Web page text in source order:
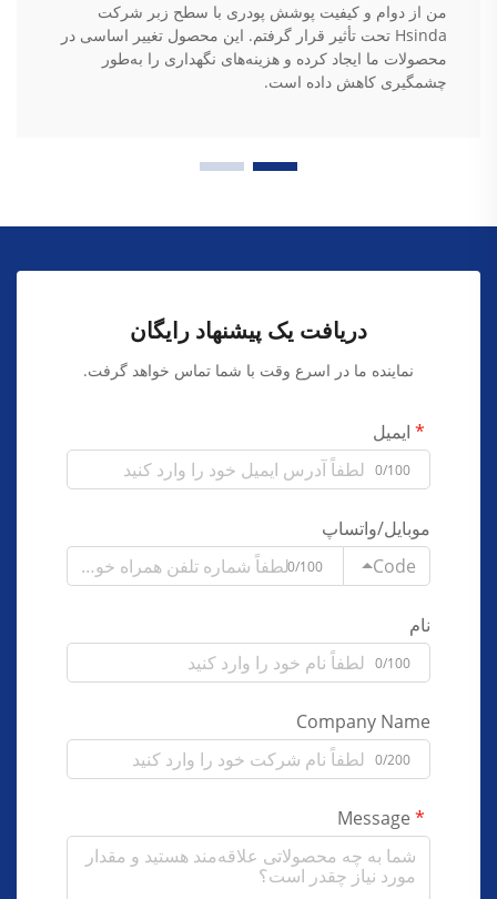
من از دوام و کیفیت پوشش پودری با سطح زبر شرکت
Hsinda تحت تأثیر قرار گرفتم. این محصول تغییر اساسی در
محصولات ما ایجاد کرده و هزینه‌های نگهداری را به‌طور
چشمگیری کاهش داده است.
دریافت یک پیشنهاد رایگان
نماینده ما در اسرع وقت با شما تماس خواهد گرفت.
ایمیل
0/100
موبایل/واتساپ
Code
0/100
نام
0/100
Company Name
0/200